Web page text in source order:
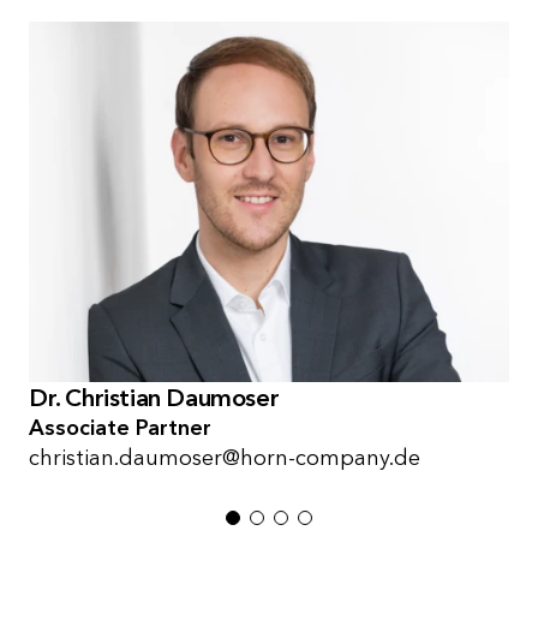
Dr. Christian Daumoser
Associate Partner
christian.daumoser@horn-company.de
1 2 3 4